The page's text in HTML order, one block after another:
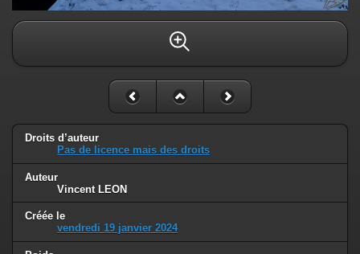
Droits d’auteur
Pas de licence mais des droits
Auteur
Vincent LEON
Créée le
vendredi 19 janvier 2024